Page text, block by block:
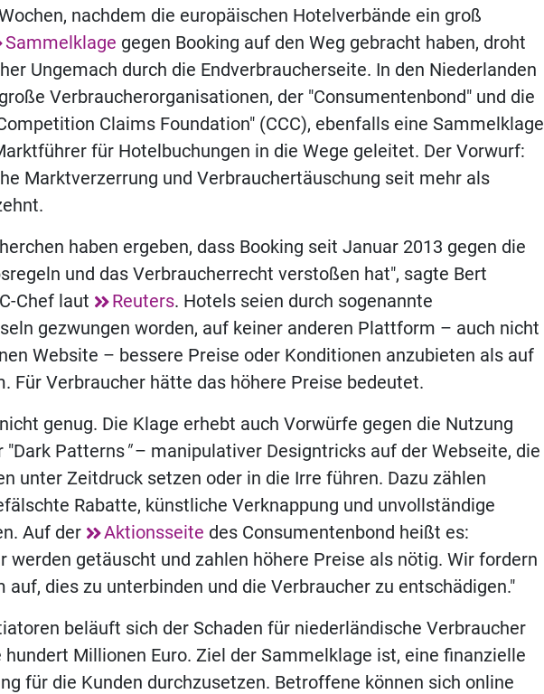
nachdem die europäischen Hotelverbände ein groß
Sammelklage gegen Booking auf den Weg gebracht haben, droht
Ungemach durch die Endverbraucherseite. In den Niederlanden
Verbraucherorganisationen, der "Consumentenbond" und die
Claims Foundation" (CCC), ebenfalls eine Sammelklage
für Hotelbuchungen in die Wege geleitet. Der Vorwurf:
Marktverzerrung und Verbrauchertäuschung seit mehr als
haben ergeben, dass Booking seit Januar 2013 gegen die
und das Verbraucherrecht verstoßen hat", sagte Bert
Chef laut
Reuters. Hotels seien durch sogenannte
gezwungen worden, auf keiner anderen Plattform – auch nicht
Website – bessere Preise oder Konditionen anzubieten als auf
Für Verbraucher hätte das höhere Preise bedeutet.
genug. Die Klage erhebt auch Vorwürfe gegen die Nutzung
"Dark Patterns"– manipulativer Designtricks auf der Webseite, die
unter Zeitdruck setzen oder in die Irre führen. Dazu zählen
Rabatte, künstliche Verknappung und unvollständige
Auf der
Aktionsseite des Consumentenbond heißt es:
werden getäuscht und zahlen höhere Preise als nötig. Wir fordern
auf, dies zu unterbinden und die Verbraucher zu entschädigen."
beläuft sich der Schaden für niederländische Verbraucher
Millionen Euro. Ziel der Sammelklage ist, eine finanzielle
für die Kunden durchzusetzen. Betroffene können sich online